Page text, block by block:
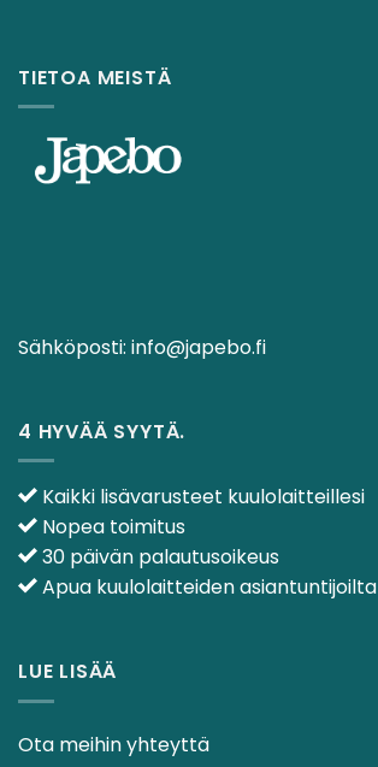
TIETOA MEISTÄ
Sähköposti: info@japebo.fi
4 HYVÄÄ SYYTÄ.
Kaikki lisävarusteet kuulolaitteillesi
Nopea toimitus
30 päivän palautusoikeus
Apua kuulolaitteiden asiantuntijoilta
LUE LISÄÄ
Ota meihin yhteyttä